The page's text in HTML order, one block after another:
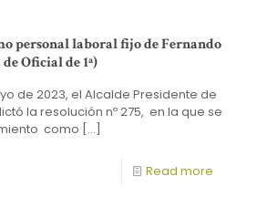
personal laboral fijo de Fernando
Oficial de 1ª)
de 2023, el Alcalde Presidente de
la resolución nº 275, en la que se
como […]
Read more